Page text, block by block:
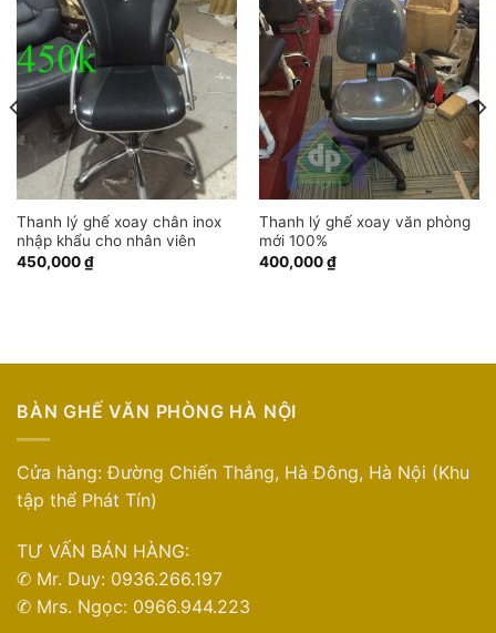
Thanh lý ghế xoay chân inox
nhập khẩu cho nhân viên
450,000₫
Thanh lý ghế xoay văn phòng
mới 100%
400,000₫
BÀN GHẾ VĂN PHÒNG HÀ NỘI
Cửa hàng: Đường Chiến Thắng, Hà Đông, Hà Nội (Khu
tập thể Phát Tín)
TƯ VẤN BÁN HÀNG:
✆ Mr. Duy: 0936.266.197
✆ Mrs. Ngọc: 0966.944.223